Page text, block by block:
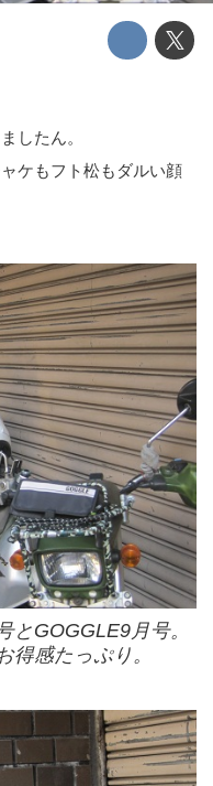
したん。
ケもフト松もダルい顔
とGOGGLE9月号。
得感たっぷり。